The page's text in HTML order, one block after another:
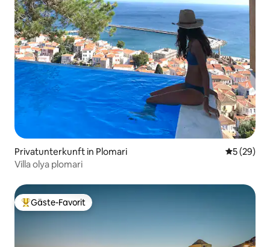
Privatunterkunft in Plomari
5 (29)
Villa olya plomari
Beliebter Gäste-Favorit.
Gäste-Favorit